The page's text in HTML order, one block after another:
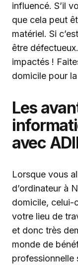
influencé. S’il
que cela peut
matériel. Si
être
impactés !
domicile pour
Les
avec
Lorsque vous
d’ordinateur à
domicile, celui-
votre lieu de
et donc très
monde de
professionnelle